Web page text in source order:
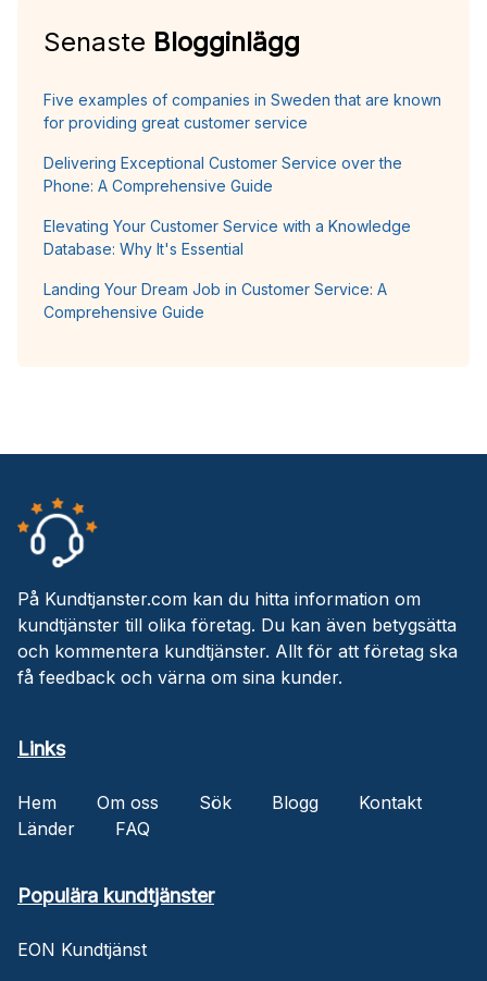
Senaste Blogginlägg
Five examples of companies in Sweden that are known
for providing great customer service
Delivering Exceptional Customer Service over the
Phone: A Comprehensive Guide
Elevating Your Customer Service with a Knowledge
Database: Why It's Essential
Landing Your Dream Job in Customer Service: A
Comprehensive Guide
På Kundtjanster.com kan du hitta information om
kundtjänster till olika företag. Du kan även betygsätta
och kommentera kundtjänster. Allt för att företag ska
få feedback och värna om sina kunder.
Links
Hem Om oss Sök Blogg
Kontakt
Länder
FAQ
Populära kundtjänster
EON Kundtjänst